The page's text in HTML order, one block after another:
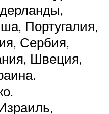
Португалия,
Сербия,
Швеция,